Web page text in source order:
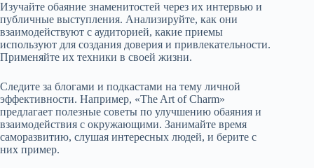
Изучайте обаяние знаменитостей через их интервью и
публичные выступления. Анализируйте, как они
взаимодействуют с аудиторией, какие приемы
используют для создания доверия и привлекательности.
Применяйте их техники в своей жизни.
Следите за блогами и подкастами на тему личной
эффективности. Например, «The Art of Charm»
предлагает полезные советы по улучшению обаяния и
взаимодействия с окружающими. Занимайте время
саморазвитию, слушая интересных людей, и берите с
них пример.